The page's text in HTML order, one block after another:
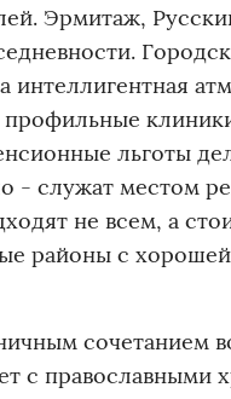
Эрмитаж,
льготы
- служат местом
не всем, а
районы с
сочетанием
с